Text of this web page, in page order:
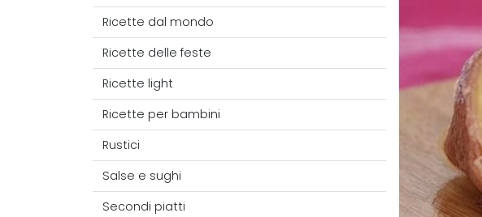
Ricette dal mondo
Ricette delle feste
Ricette light
Ricette per bambini
Rustici
Salse e sughi
Secondi piatti